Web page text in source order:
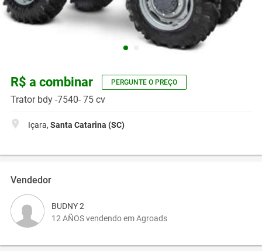
R$ a combinar PERGUNTE O PREÇO
Trator bdy -7540- 75 cv
Içara, Santa Catarina (SC)
Vendedor
BUDNY 2
12 AÑOS vendendo em Agroads